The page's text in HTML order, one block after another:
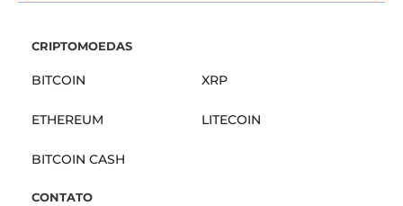
CRIPTOMOEDAS
BITCOIN XRP
ETHEREUM LITECOIN
BITCOIN CASH
CONTATO